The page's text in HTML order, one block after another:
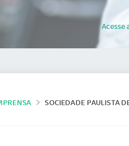
Acesse
SOCIEDADE PAULISTA